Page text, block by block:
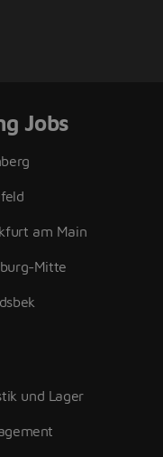
Jobs
am Main
Mitte
und Lager